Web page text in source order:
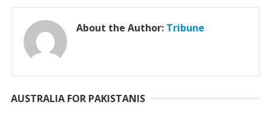
About the Author: Tribune
AUSTRALIA FOR PAKISTANIS